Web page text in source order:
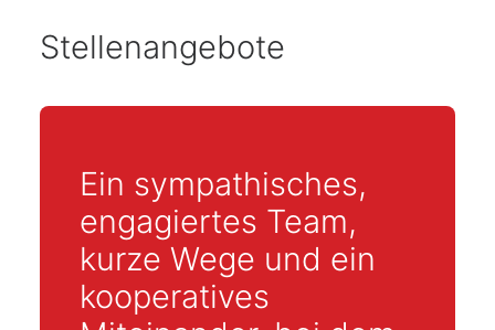
Stellenangebote
Ein sympathisches,
engagiertes Team,
kurze Wege und ein
kooperatives